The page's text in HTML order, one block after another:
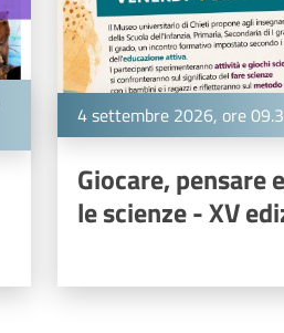
4 settembre 2026, ore
Giocare, pensare
le scienze - XV